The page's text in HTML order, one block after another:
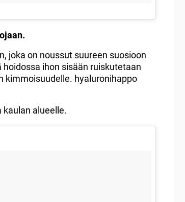
joka on noussut suureen suosioon
ihon sisään ruiskutetaan
kimmoisuudelle. hyaluronihappo
alueelle.